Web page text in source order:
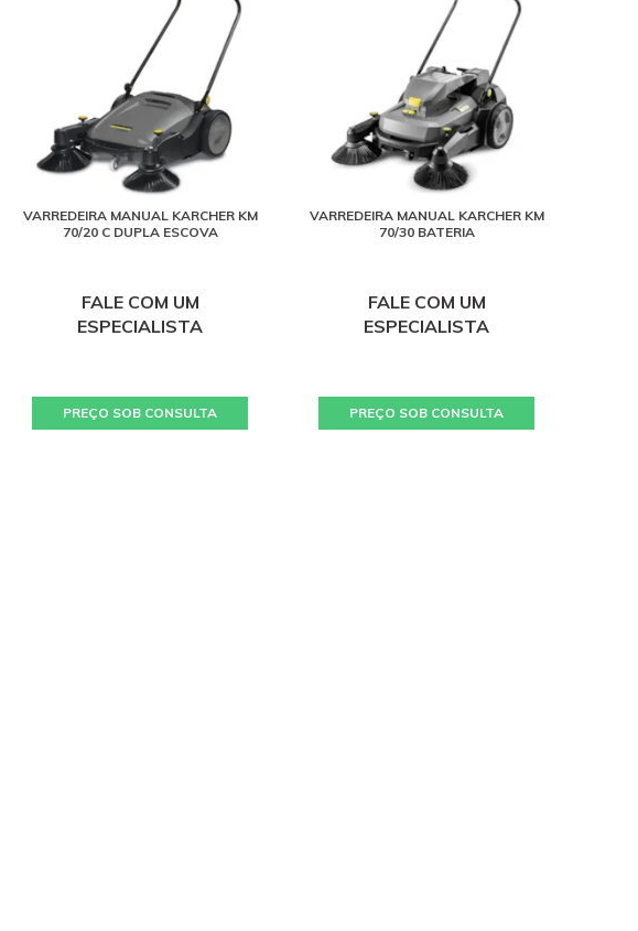
VARREDEIRA MANUAL KARCHER KM
70/20 C DUPLA ESCOVA
FALE COM UM
ESPECIALISTA
PREÇO SOB CONSULTA
VARREDEIRA MANUAL KARCHER KM
70/30 BATERIA
FALE COM UM
ESPECIALISTA
PREÇO SOB CONSULTA